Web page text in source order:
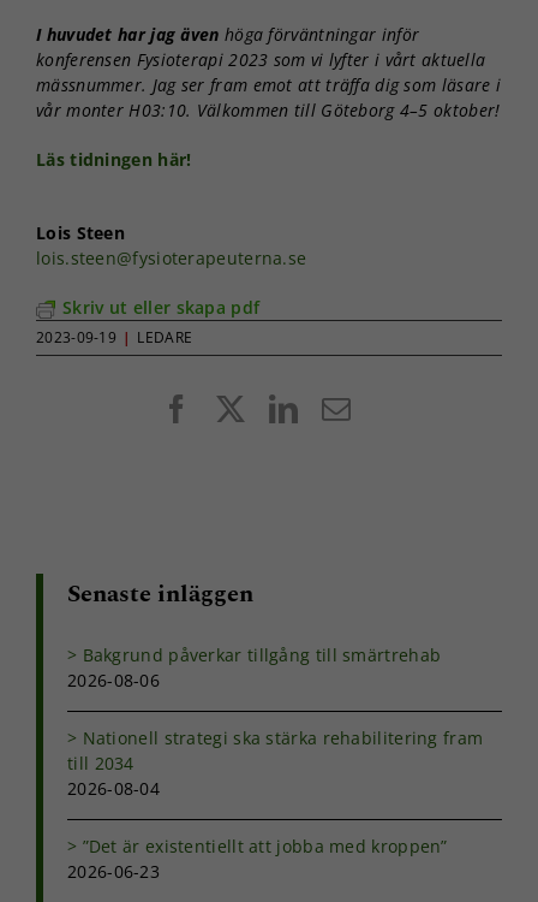
I huvudet har jag även höga förväntningar inför
konferensen Fysioterapi 2023 som vi lyfter i vårt aktuella
mässnummer. Jag ser fram emot att träffa dig som läsare i
vår monter H03:10. Välkommen till Göteborg 4–5 oktober!
Läs tidningen här!
Lois Steen
lois.steen@fysioterapeuterna.se
Skriv ut eller skapa pdf
2023-09-19 | LEDARE
FacebookLinkedIn
E-
Senaste inläggen
Bakgrund påverkar tillgång till smärtrehab
2026-08-06
Nationell strategi ska stärka rehabilitering fram
till 2034
2026-08-04
”Det är existentiellt att jobba med kroppen”
2026-06-23